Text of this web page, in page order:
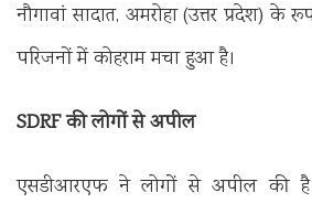
नौगावां सादात, अमरोहा (उत्तर प्रदेश) के
परिजनों में कोहराम मचा हुआ है।
SDRF की लोगों से अपील
एसडीआरएफ ने लोगों से अपील की है